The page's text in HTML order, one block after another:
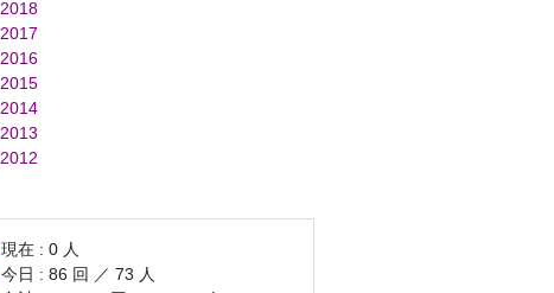
2018
2017
2016
2015
2014
2013
2012
現在 : 0 人
今日 : 86 回 ／ 73 人